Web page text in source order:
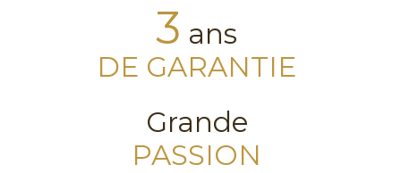
3 ans
DE GARANTIE
Grande
PASSION